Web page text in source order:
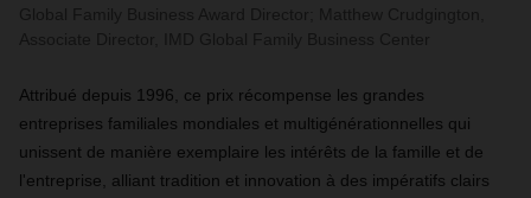
Attribué depuis 1996, ce prix récompense les grandes
entreprises familiales mondiales et multigénérationnelles qui
unissent de manière exemplaire les intérêts de la famille et de
l'entreprise, alliant tradition et innovation à des impératifs clairs